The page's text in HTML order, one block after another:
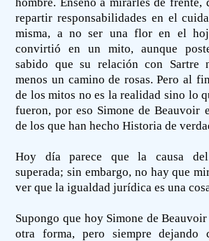
repartir responsabilidades en el
misma, a no ser una flor en el
convirtió en un mito, aunque
sabido que su relación con Sartre
menos un camino de rosas. Pero al
de los mitos no es la realidad sino lo
fueron, por eso Simone de Beauvoir
de los que han hecho Historia de
Hoy día parece que la causa del
superada; sin embargo, no hay que
ver que la igualdad jurídica es una
Supongo que hoy Simone de
otra forma, pero siempre dejando